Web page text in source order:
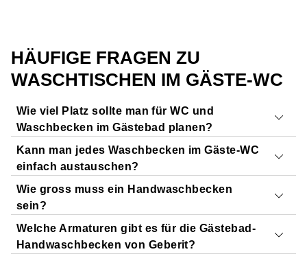
HÄUFIGE FRAGEN ZU
WASCHTISCHEN IM GÄSTE-WC
Wie viel Platz sollte man für WC und
Waschbecken im Gästebad planen?
Ein funktionalesGästebad
komfortable Nutzung von WC und Handwaschbecken
sind jedoch die Masse150 × 120 cm ideal.
Kann man jedes Waschbecken im Gäste-WC
einfach austauschen?
Ein Austausch ist meist problemlos möglich, solange
übereinstimmen– bei Unsicherheiten empfiehlt sich
Wie gross muss ein Handwaschbecken
sein?
Ein Handwaschbecken im Gäste-WC ist meist
Welche Armaturen gibt es für die Gästebad-
Handwaschbecken von Geberit?